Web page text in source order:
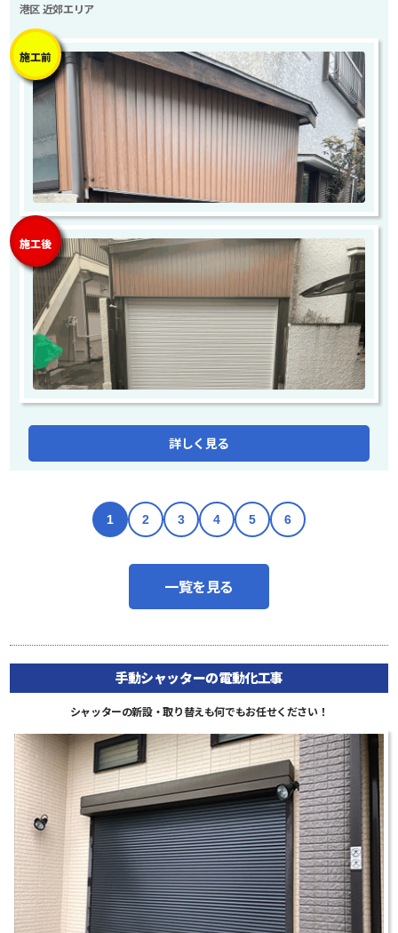
港区 近郊エリア
施工前
施工後
詳しく見る
1 2 3 4 5 6
一覧を見る
手動シャッターの電動化工事
シャッターの新設・取り替えも何でもお任せください！